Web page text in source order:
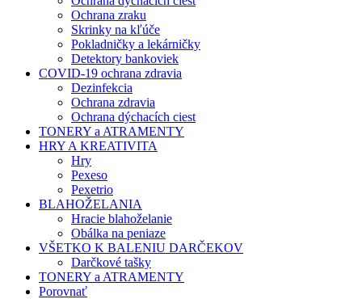
Ochrana zraku
Skrinky na kľúče
Pokladničky a lekárničky
Detektory bankoviek
COVID-19 ochrana zdravia
Dezinfekcia
Ochrana zdravia
Ochrana dýchacích ciest
TONERY a ATRAMENTY
HRY A KREATIVITA
Hry
Pexeso
Pexetrio
BLAHOŽELANIA
Hracie blahoželanie
Obálka na peniaze
VŠETKO K BALENIU DARČEKOV
Darčkové tašky
TONERY a ATRAMENTY
Porovnať